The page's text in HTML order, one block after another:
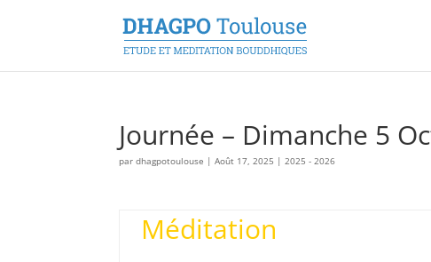
Journée – Dimanche 5
pardhagpotoulouse |Août 17, 2025 |2025 - 2026
Méditation